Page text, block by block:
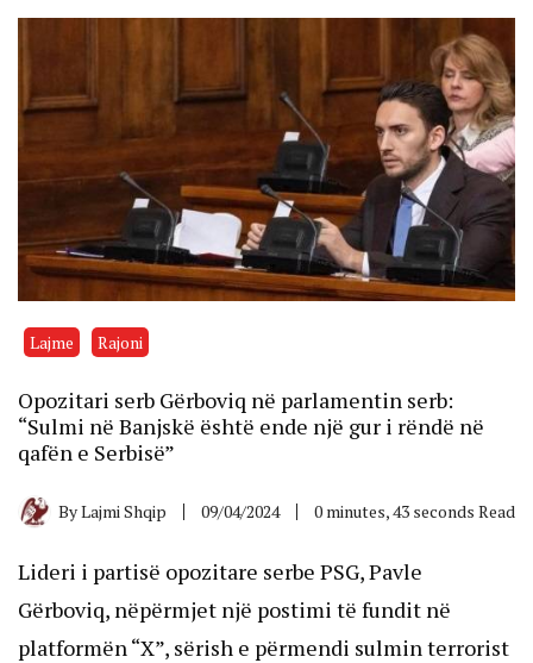
Lajme Rajoni
Opozitari serb Gërboviq në parlamentin serb:
“Sulmi në Banjskë është ende një gur i rëndë në
qafën e Serbisë”
ByLajmi Shqip 09/04/2024 0 minutes, 43 seconds Read
Lideri i partisë opozitare serbe PSG, Pavle
Gërboviq, nëpërmjet një postimi të fundit në
platformën “X”, sërish e përmendi sulmin terrorist